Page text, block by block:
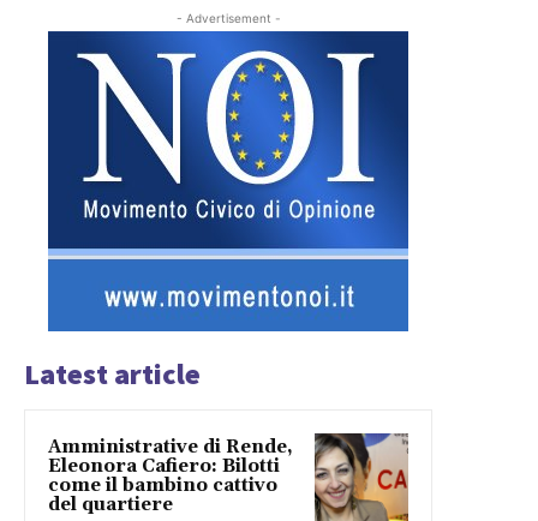
- Advertisement -
Latest article
Amministrative di Rende,
Eleonora Cafiero: Bilotti
come il bambino cattivo
del quartiere